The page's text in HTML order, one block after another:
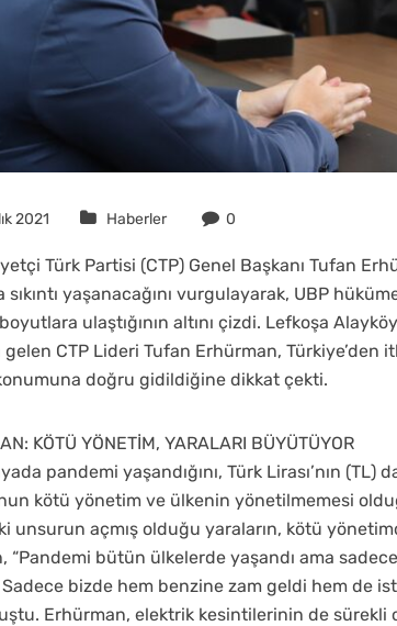
2021 Haberler 0
Türk Partisi (CTP) Genel Başkanı Tufan
sıkıntı yaşanacağını vurgulayarak, UBP
ulaştığının altını çizdi. Lefkoşa
CTP Lideri Tufan Erhürman, Türkiye’den
doğru gidildiğine dikkat çekti.
KÖTÜ YÖNETİM, YARALARI BÜYÜTÜYOR
pandemi yaşandığını, Türk Lirası’nın
kötü yönetim ve ülkenin yönetilmemesi
unsurun açmış olduğu yaraların, kötü
“Pandemi bütün ülkelerde yaşandı ama
Sadece bizde hem benzine zam geldi hem de
Erhürman, elektrik kesintilerinin de sürekli